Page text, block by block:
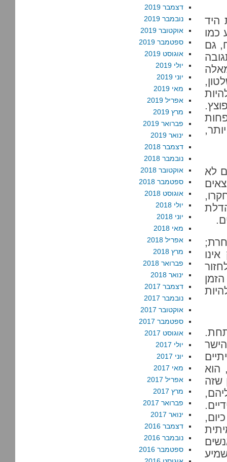
היד
כמו
גם
לא
הוא
שזה
דצמבר 2019
נובמבר 2019
אוקטובר 2019
ספטמבר 2019
אוגוסט 2019
יולי 2019
יוני 2019
מאי 2019
אפריל 2019
מרץ 2019
פברואר 2019
ינואר 2019
דצמבר 2018
נובמבר 2018
אוקטובר 2018
ספטמבר 2018
אוגוסט 2018
יולי 2018
יוני 2018
מאי 2018
אפריל 2018
מרץ 2018
פברואר 2018
ינואר 2018
דצמבר 2017
נובמבר 2017
אוקטובר 2017
ספטמבר 2017
אוגוסט 2017
יולי 2017
יוני 2017
מאי 2017
אפריל 2017
מרץ 2017
פברואר 2017
ינואר 2017
דצמבר 2016
נובמבר 2016
ספטמבר 2016